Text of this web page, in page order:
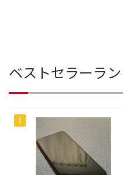
ベストセラーラ